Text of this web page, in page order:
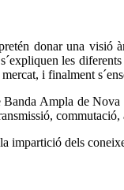
donar una
les
i finalment
Banda Ampla de
impartició dels